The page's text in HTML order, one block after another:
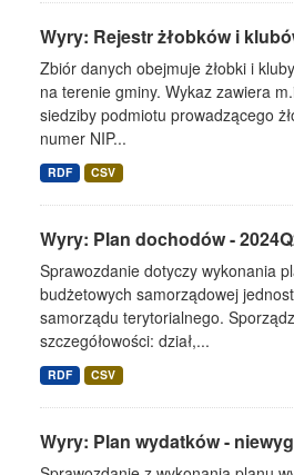
Wyry: Rejestr żłobków i
Zbiór danych obejmuje żłobki i
na terenie gminy. Wykaz zawiera
siedziby podmiotu prowadzącego
numer NIP...
RDF CSV
Wyry: Plan dochodów -
Sprawozdanie dotyczy wykonania
budżetowych samorządowej
samorządu terytorialnego.
szczegółowości: dział,...
RDF CSV
Wyry: Plan wydatków -